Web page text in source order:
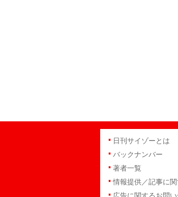
日刊サイゾーとは
バックナンバー
著者一覧
情報提供／記事に